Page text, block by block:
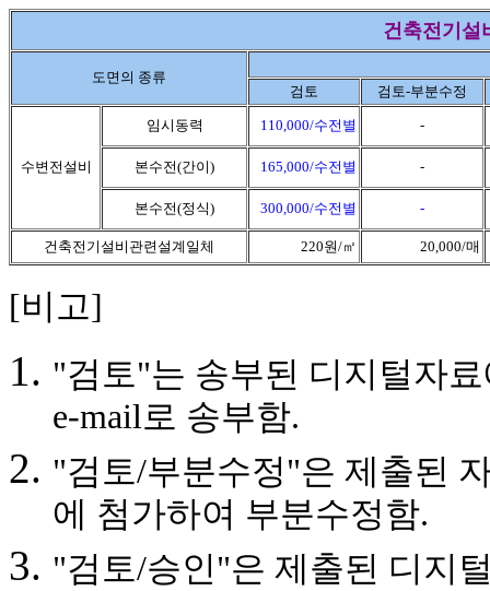
건축전기설
도면의 종류
검토
검토-부분수정
수변전설비
임시동력 110,000/수전별 -
본수전(간이) 165,000/수전별 -
본수전(정식) 300,000/수전별 -
건축전기설비관련설계일체 220원/㎡ 20,000/매
[비고]
"검토"는 송부된 디지털자
e-mail로 송부함.
"검토/부분수정"은 제출된
에 첨가하여 부분수정함.
"검토/승인"은 제출된 디지